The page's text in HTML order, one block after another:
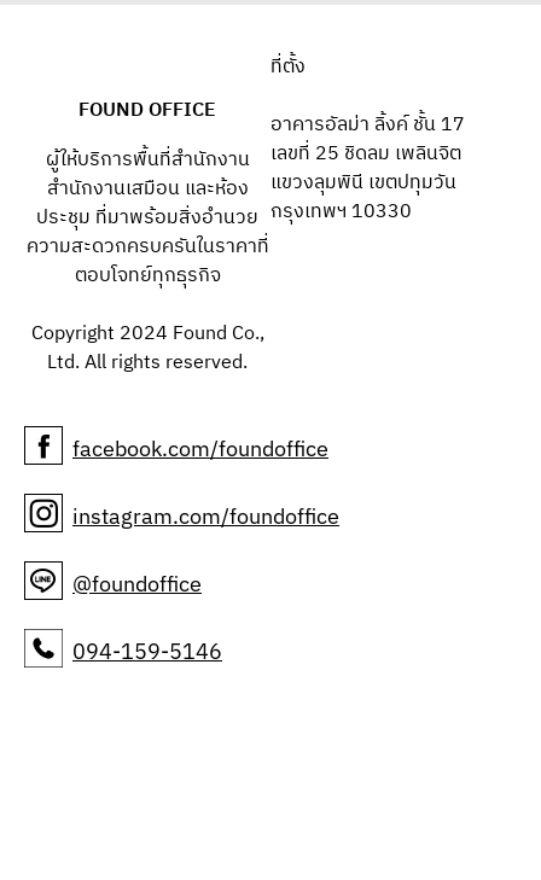
FOUND OFFICE
ผู้ให้บริการพื้นที่สำนักงาน
สำนักงานเสมือน และห้อง
ประชุม ที่มาพร้อมสิ่งอำนวย
ความสะดวกครบครันในราคาที่
ตอบโจทย์ทุกธุรกิจ
Copyright 2024 Found Co.,
Ltd. All rights reserved.
ที่ตั้ง
อาคารอัลม่า ลิ้งค์ ชั้น 17
เลขที่ 25 ชิดลม เพลินจิต
แขวงลุมพินี เขตปทุมวัน
กรุงเทพฯ 10330
facebook.com/foundoffice
instagram.com/foundoffice
@foundoffice
094-159-5146